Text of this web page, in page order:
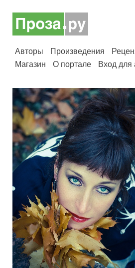
Авторы Произведения
Магазин
О портале Вход для